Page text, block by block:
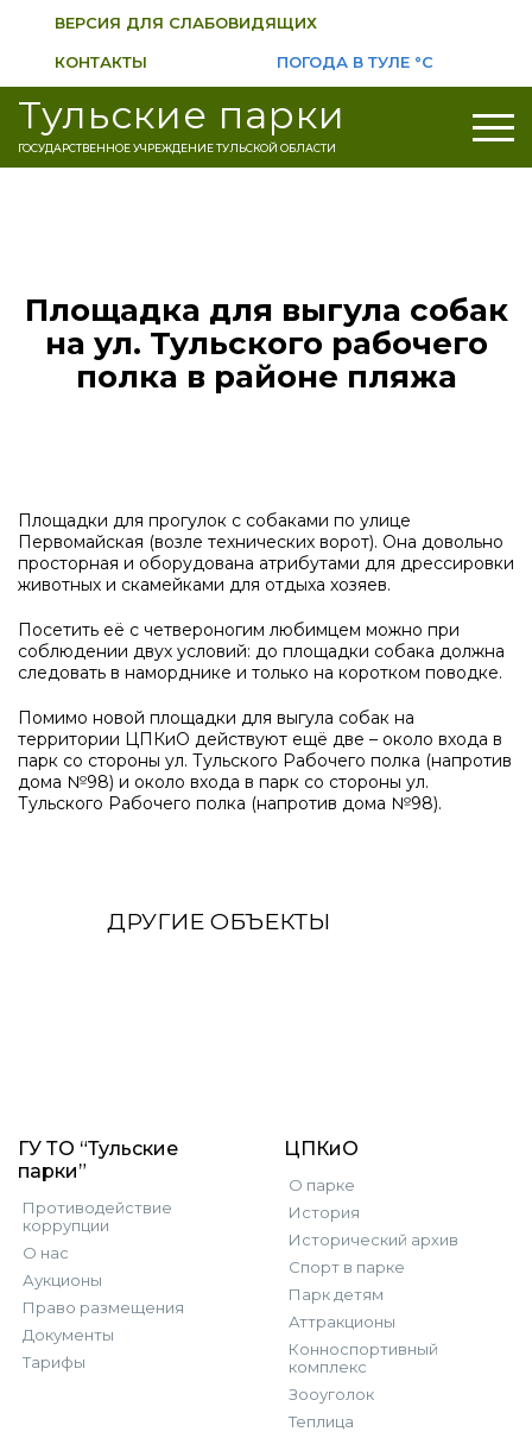
ВЕРСИЯ ДЛЯ СЛАБОВИДЯЩИХ
КОНТАКТЫ ПОГОДА В ТУЛЕ °C
Тульские парки
ГОСУДАРСТВЕННОЕ УЧРЕЖДЕНИЕ ТУЛЬСКОЙ ОБЛАСТИ
Площадка для выгула собак
на ул. Тульского рабочего
полка в районе пляжа
Площадки для прогулок с собаками по улице
Первомайская (возле технических ворот). Она довольно
просторная и оборудована атрибутами для дрессировки
животных и скамейками для отдыха хозяев.
Посетить её с четвероногим любимцем можно при
соблюдении двух условий: до площадки собака должна
следовать в наморднике и только на коротком поводке.
Помимо новой площадки для выгула собак на
территории ЦПКиО действуют ещё две – около входа в
парк со стороны ул. Тульского Рабочего полка (напротив
дома №98) и около входа в парк со стороны ул.
Тульского Рабочего полка (напротив дома №98).
ДРУГИЕ ОБЪЕКТЫ
ГУ ТО “Тульские
парки”
Противодействие
коррупции
О нас
Аукционы
Право размещения
Документы
Тарифы
ЦПКиО
О парке
История
Исторический архив
Спорт в парке
Парк детям
Аттракционы
Конноспортивный
комплекс
Зооуголок
Теплица